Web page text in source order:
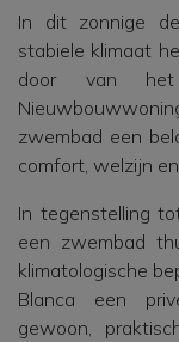
In dit zonnige
stabiele klimaat
door van het
zwembad een
comfort, welzijn
In tegenstelling
een zwembad
klimatologische
Blanca een
gewoon,